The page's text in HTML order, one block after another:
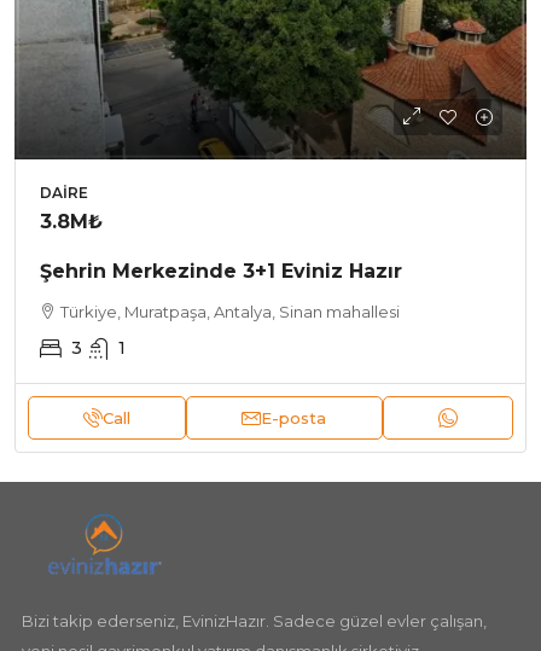
DAIRE
3.8M₺
Şehrin Merkezinde 3+1 Eviniz Hazır
Türkiye, Muratpaşa, Antalya, Sinan mahallesi
3 1
Call E-posta
Bizi takip ederseniz, EvinizHazır. Sadece güzel evler çalışan,